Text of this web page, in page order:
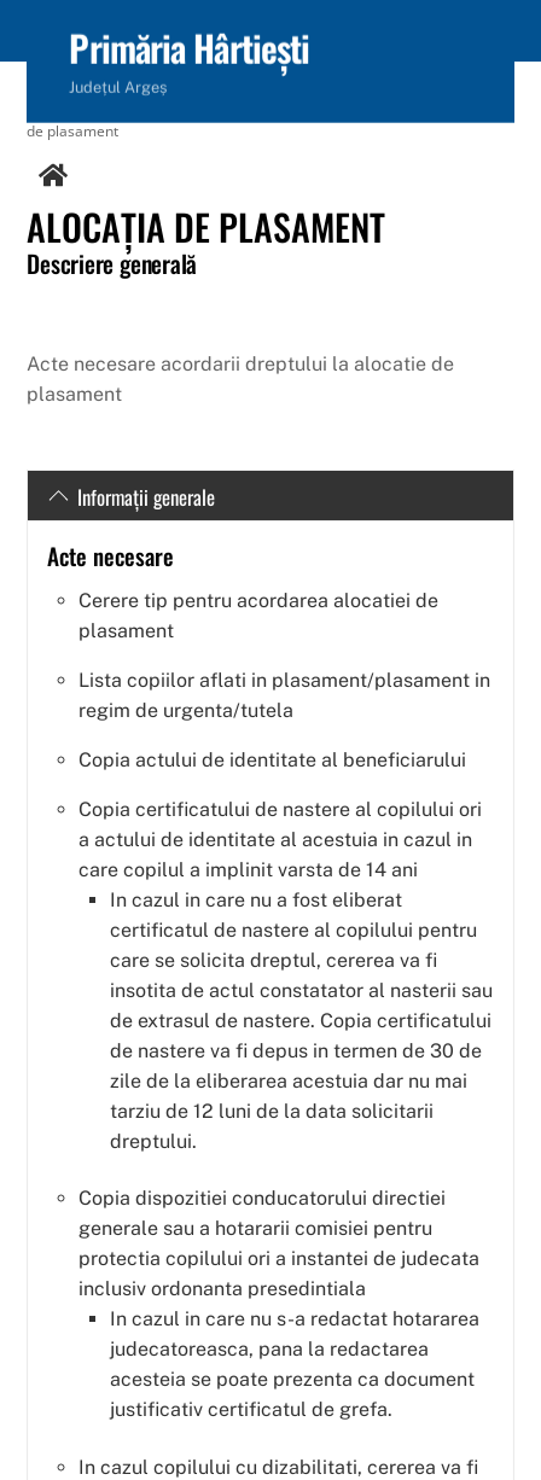
Primăria Hârtiești
Județul Argeș
Servicii online
de plasament
ALOCAȚIA DE PLASAMENT
Descriere generală
Acte necesare acordarii dreptului la alocatie de
plasament
Informații generale
Acte necesare
Cerere tip pentru acordarea alocatiei de
plasament
Lista copiilor aflati in plasament/plasament in
regim de urgenta/tutela
Copia actului de identitate al beneficiarului
Copia certificatului de nastere al copilului ori
a actului de identitate al acestuia in cazul in
care copilul a implinit varsta de 14 ani
In cazul in care nu a fost eliberat
certificatul de nastere al copilului pentru
care se solicita dreptul, cererea va fi
insotita de actul constatator al nasterii sau
de extrasul de nastere. Copia certificatului
de nastere va fi depus in termen de 30 de
zile de la eliberarea acestuia dar nu mai
tarziu de 12 luni de la data solicitarii
dreptului.
Copia dispozitiei conducatorului directiei
generale sau a hotararii comisiei pentru
protectia copilului ori a instantei de judecata
inclusiv ordonanta presedintiala
In cazul in care nu s-a redactat hotararea
judecatoreasca, pana la redactarea
acesteia se poate prezenta ca document
justificativ certificatul de grefa.
In cazul copilului cu dizabilitati, cererea va fi